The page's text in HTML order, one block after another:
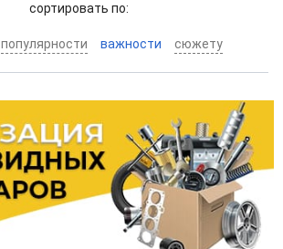
cортировать по:
популярности важности сюжету